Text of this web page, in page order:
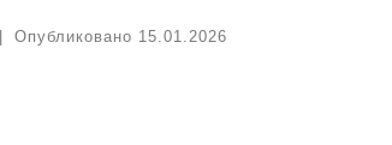
Опубликовано 15.01.2026